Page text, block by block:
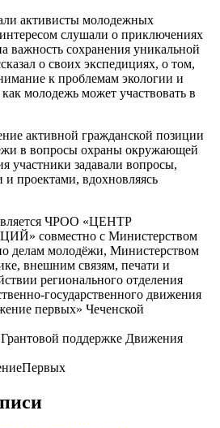
активисты молодежных
слушали о приключениях
важность сохранения уникальной
о своих экспедициях, о том,
к проблемам экологии и
молодежь может участвовать в
активной гражданской позиции
в вопросы охраны окружающей
участники задавали вопросы,
проектами, вдохновляясь
ЧРОО «ЦЕНТР
совместно с Министерством
делам молодёжи, Министерством
внешним связям, печати и
регионального отделения
государственного движения
первых» Чеченской
поддержке Движения